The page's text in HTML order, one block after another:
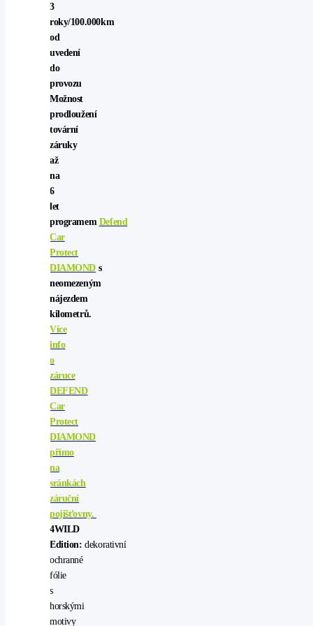
3
roky/100.000km
od
uvedení
do
provozu
Možnost
prodloužení
tovární
záruky
až
na
6
let
programem Defend
Car
Protect
DIAMOND s
neomezeným
nájezdem
kilometrů.
Více
info
o
záruce
DEFEND
Car
Protect
DIAMOND
přímo
na
sránkách
záruční
pojišťovny.
4WILD
Edition:dekorativní
ochranné
fólie
s
horskými
motivy